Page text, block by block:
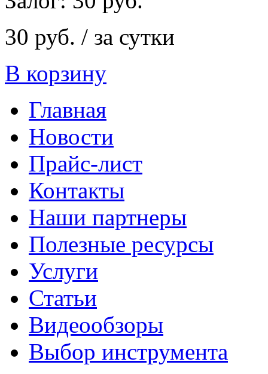
30 руб. / за сутки
В корзину
Главная
Новости
Прайс-лист
Контакты
Наши партнеры
Полезные ресурсы
Услуги
Статьи
Видеообзоры
Выбор инструмента